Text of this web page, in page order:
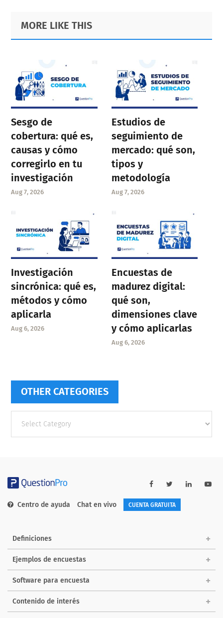
Primary
Sidebar
Footer
MORE LIKE THIS
Sesgo de
cobertura: qué es,
causas y cómo
corregirlo en tu
investigación
Aug 7, 2026
Estudios de
seguimiento de
mercado: qué son,
tipos y
metodología
Aug 7, 2026
Investigación
sincrónica: qué es,
métodos y cómo
aplicarla
Aug 6, 2026
Encuestas de
madurez digital:
qué son,
dimensiones clave
y cómo aplicarlas
Aug 6, 2026
OTHER CATEGORIES
categories
Centro de ayuda Chat en vivo CUENTA GRATUITA
Definiciones
Ejemplos de encuestas
Software para encuesta
Contenido de interés